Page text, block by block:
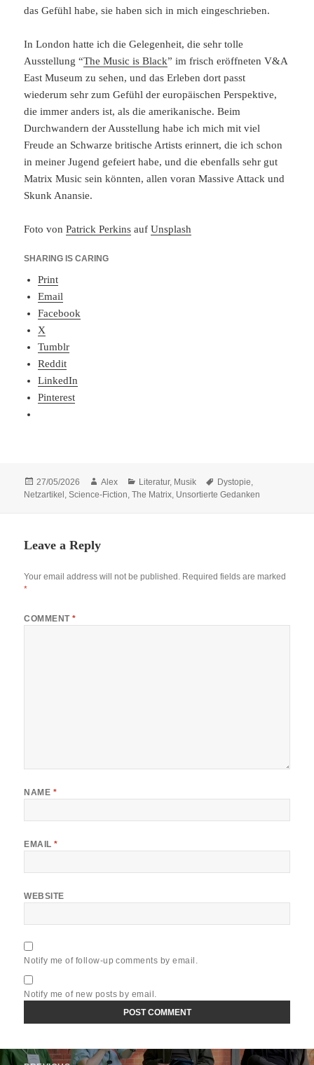
das Gefühl habe, sie haben sich in mich eingeschrieben.
In London hatte ich die Gelegenheit, die sehr tolle
Ausstellung “The Music is Black” im frisch eröffneten V&A
East Museum zu sehen, und das Erleben dort passt
wiederum sehr zum Gefühl der europäischen Perspektive,
die immer anders ist, als die amerikanische. Beim
Durchwandern der Ausstellung habe ich mich mit viel
Freude an Schwarze britische Artists erinnert, die ich schon
in meiner Jugend gefeiert habe, und die ebenfalls sehr gut
Matrix Music sein könnten, allen voran Massive Attack und
Skunk Anansie.
Foto vonPatrick Perkins aufUnsplash
SHARING IS CARING
Print
Email
Facebook
X
Tumblr
Reddit
LinkedIn
Pinterest
Posted
on
27/05/2026 Author
Alex Categories
Literatur, Musik Tags
Dystopie
Netzartikel ,Science-Fiction ,The Matrix Unsortierte Gedanken
Leave a Reply
Your email address will not be published. Required fields are marked
*
COMMENT*
NAME *
EMAIL*
WEBSITE
Notify me of follow-up comments by email.
Notify me of new posts by email.
Post